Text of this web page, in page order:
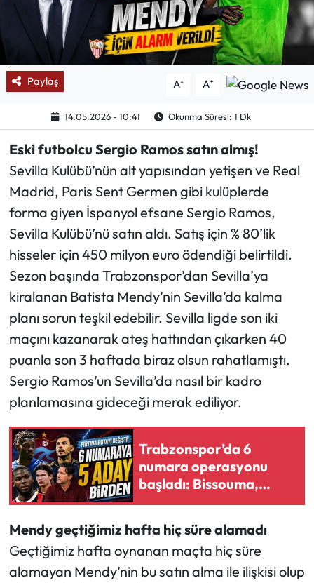
Paylaş A- A+
14.05.2026 - 10:41 Okunma Süresi: 1 Dk
Eski futbolcu Sergio Ramos satın almış!
Sevilla Kulübü’nün alt yapısından yetişen ve Real
Madrid, Paris Sent Germen gibi kulüplerde
forma giyen İspanyol efsane Sergio Ramos,
Sevilla Kulübü’nü satın aldı. Satış için % 80’lik
hisseler için 450 milyon euro ödendiği belirtildi.
Sezon başında Trabzonspor’dan Sevilla’ya
kiralanan Batista Mendy’nin Sevilla’da kalma
planı sorun teşkil edebilir. Sevilla ligde son iki
maçını kazanarak ateş hattından çıkarken 40
puanla son 3 haftada biraz olsun rahatlamıştı.
Sergio Ramos’un Sevilla’da nasıl bir kadro
planlamasına gideceği merak ediliyor.
Trabzonspor’da 6
numara operasyonu
başladı: Bissouma,
Paredes ve Musah
Mendy geçtiğimiz hafta hiç süre alamadı
Geçtiğimiz hafta oynanan maçta hiç süre
alamayan Mendy’nin bu satın alma ile ilişkisi olup
Köşe Yazıları
Karikatür Galeri
BIK
ASTROLOJİ
Spor Yazıları
Mektup Galeri
Ekonomi
Sağlık
Teknoloji